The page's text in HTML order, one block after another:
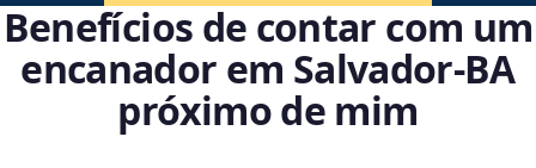
Benefícios de contar com um
encanador em Salvador‑BA
próximo de mim